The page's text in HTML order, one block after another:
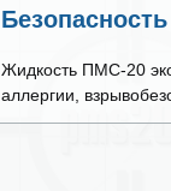
Жидкость ПМС-20
аллергии,